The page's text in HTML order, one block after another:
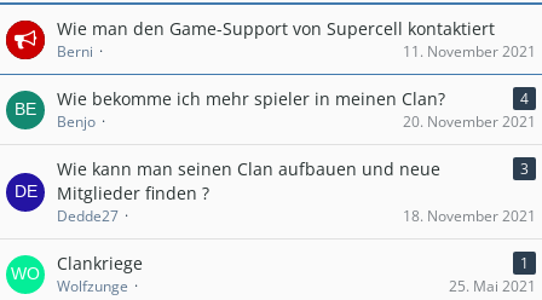
Wie man den Game-Support von Supercell kontaktiert
Berni 11. November 2021
Wie bekomme ich mehr spieler in meinen Clan?
4
Benjo
20. November 2021
Wie kann man seinen Clan aufbauen und neue
Mitglieder finden ?
3
Dedde27 18. November 2021
Clankriege
1
Wolfzunge
25. Mai 2021